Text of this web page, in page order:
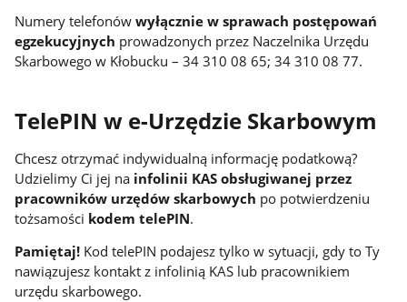
Numery telefonówwyłącznie w sprawach postępowań
egzekucyjnych prowadzonych przez Naczelnika Urzędu
Skarbowego w Kłobucku – 34 310 08 65; 34 310 08 77.
TelePIN w e-Urzędzie Skarbowym
Chcesz otrzymać indywidualną informację podatkową?
Udzielimy Ci jej na infolinii KAS obsługiwanej przez
pracowników urzędów skarbowych po potwierdzeniu
tożsamości kodem telePIN.
Pamiętaj! Kod telePIN podajesz tylko w sytuacji, gdy to Ty
nawiązujesz kontakt z infolinią KAS lub pracownikiem
urzędu skarbowego.